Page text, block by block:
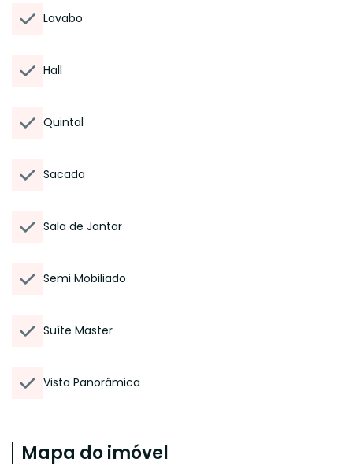
Lavabo
Hall
Quintal
Sacada
Sala de Jantar
Semi Mobiliado
Suíte Master
Vista Panorâmica
Mapa do imóvel